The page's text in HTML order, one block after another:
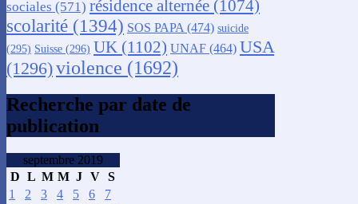
sociales (571) résidence alternée (1074)
scolarité (1394) SOS PAPA (474) suicide
(295) Suisse (296) UK (1102) UNAF (464) USA
(1296)violence (1692)
Recherche par date de
publication
septembre 2019
D L M M J V S
1
2 3 4 5 6
7